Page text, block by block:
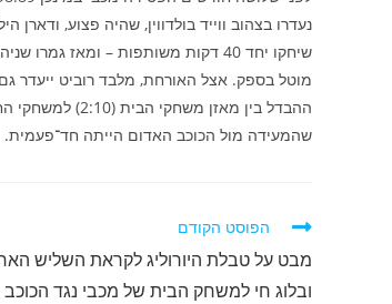
נעדרו בצהוב ווייד בולדווין, שהיה פצוע,
שיחקו יחד 40 דקות משותפות –
מוטל בספק. אצל האורחת, מלבד רוביט ייעדר
שהמעידה מול הכוכב האדום הייתה חד־פעמית.
לקרוא
נוספים
הפוסט הקודם
מבט על טבלת היורוליג לקראת השליש
ובלוג חי למשחק הבית של מכבי נגד